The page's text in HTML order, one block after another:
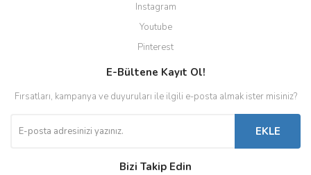
Instagram
Youtube
Pinterest
E-Bültene Kayıt Ol!
Fırsatları, kampanya ve duyuruları ile ilgili e-posta almak ister misiniz?
EKLE
Bizi Takip Edin